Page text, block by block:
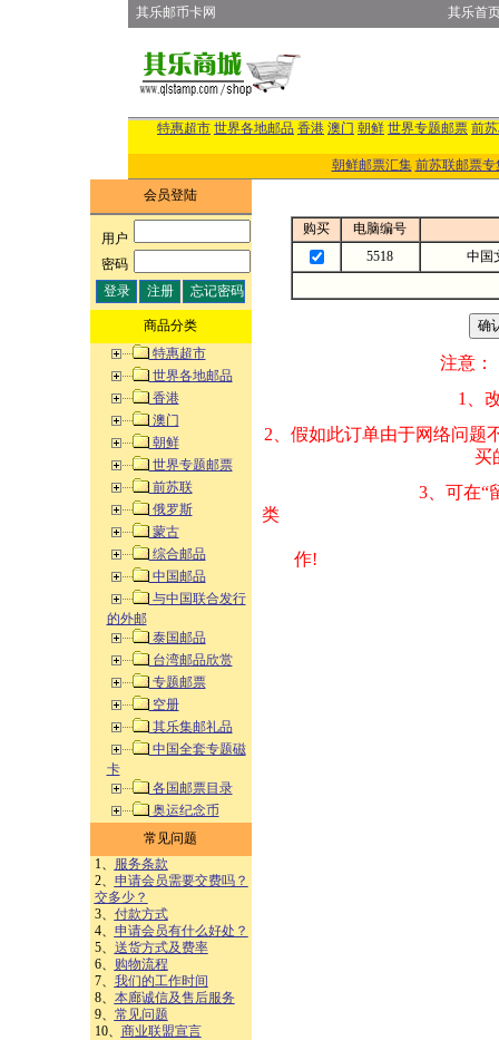
其乐邮币卡网 其乐首
特惠超市 世界各地邮品 香港 澳门 朝鲜 世界专题邮票 前
朝鲜邮票汇集 前苏联邮票专
会员登陆
用户:
密码:
商品分类
特惠超市
世界各地邮品
香港
澳门
朝鲜
世界专题邮票
前苏联
俄罗斯
蒙古
综合邮品
中国邮品
与中国联合发行
的外邮
泰国邮品
台湾邮品欣赏
专题邮票
空册
其乐集邮礼品
中国全套专题磁
卡
各国邮票目录
奥运纪念币
常见问题
1、
服务条款
2、 申请会员需要交费吗？
交多少？
3、 付款方式
4、 申请会员有什么好处？
5、 送货方式及费率
6、
购物流程
7、 我们的工作时间
8、 本廊诚信及售后服务
9、 常见问题
10、 商业联盟宣言
购买
电脑编号
5518
中国
注意：
1、改变商品数量
2、假如此订单由
买的邮品的“
3、可在“
类 方式告之
作!